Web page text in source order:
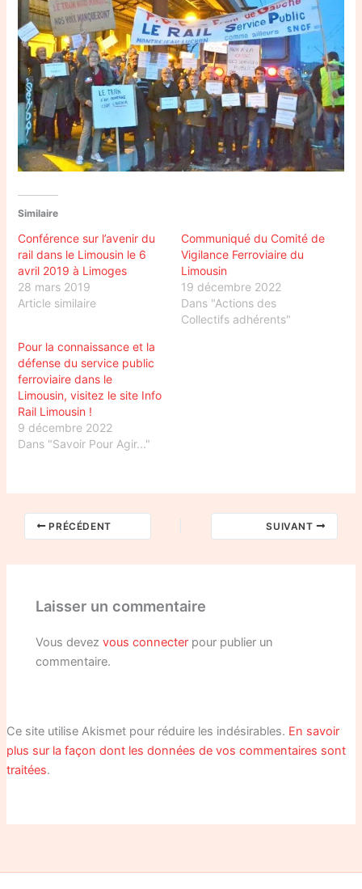
Similaire
Conférence sur l’avenir du
rail dans le Limousin le 6
avril 2019 à Limoges
28 mars 2019
Article similaire
Communiqué du Comité de
Vigilance Ferroviaire du
Limousin
19 décembre 2022
Dans "Actions des
Collectifs adhérents"
Pour la connaissance et la
défense du service public
ferroviaire dans le
Limousin, visitez le site Info
Rail Limousin !
9 décembre 2022
Dans "Savoir Pour Agir..."
PRÉCÉDENT SUIVANT
Laisser un commentaire
Vous devezvous connecter pour publier un
commentaire.
Ce site utilise Akismet pour réduire les indésirables. En savoir
plus sur la façon dont les données de vos commentaires sont
traitées.